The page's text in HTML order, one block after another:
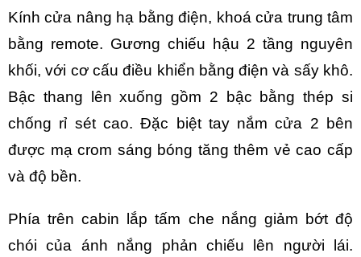
Kính cửa nâng hạ bằng điện, khoá cửa trung tâm
bằng remote. Gương chiếu hậu 2 tầng nguyên
khối, với cơ cấu điều khiển bằng điện và sấy khô.
Bậc thang lên xuống gồm 2 bậc bằng thép si
chống rỉ sét cao. Đặc biệt tay nắm cửa 2 bên
được mạ crom sáng bóng tăng thêm vẻ cao cấp
và độ bền.
Phía trên cabin lắp tấm che nắng giảm bớt độ
chói của ánh nắng phản chiếu lên người lái.